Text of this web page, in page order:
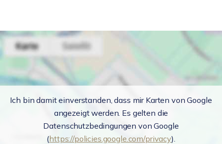
Ich bin damit einverstanden, dass mir Karten von Google
angezeigt werden. Es gelten die
Datenschutzbedingungen von Google
(https://policies.google.com/privacy).